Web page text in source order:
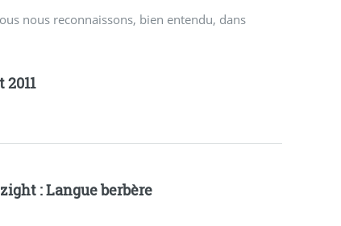
nous reconnaissons, bien entendu, dans
2011
: Langue berbère